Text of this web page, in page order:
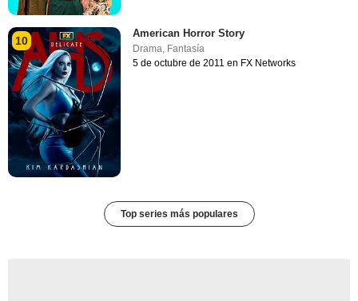
10
American Horror Story
Drama Fantasía
5 de octubre de 2011 en FX Networks
Top series más populares